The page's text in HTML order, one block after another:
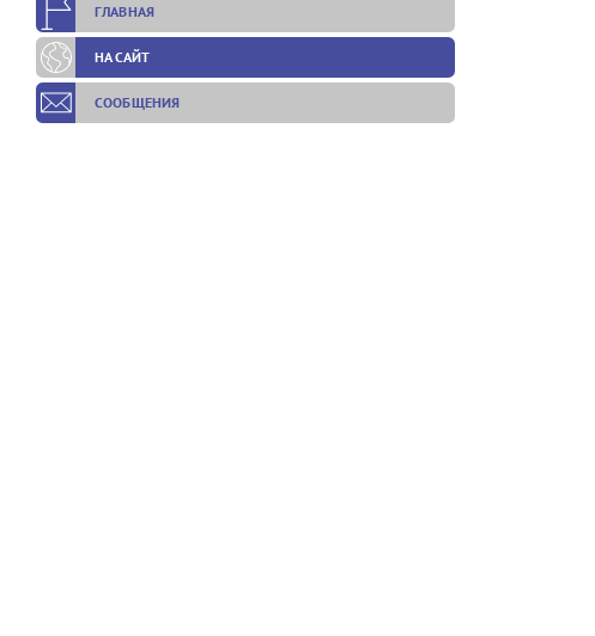
ГЛАВНАЯ
НА САЙТ
СООБЩЕНИЯ